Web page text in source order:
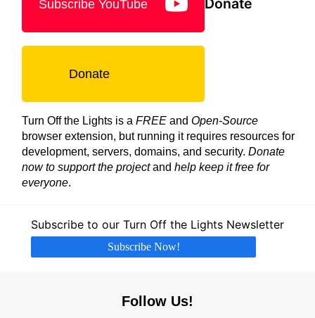
Subscribe YouTube
Donate
Turn Off the Lights is a FREE and Open-Source
browser extension, but running it requires resources for
development, servers, domains, and security. Donate
now to support the projectand help keep it free for
everyone.
Subscribe to our Turn Off the Lights Newsletter
Subscribe Now!
Follow Us!